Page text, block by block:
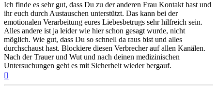
Ich finde es sehr gut, dass Du zu der anderen Frau Kontakt hast und
ihr euch durch Austauschen unterstützt. Das kann bei der
emotionalen Verarbeitung eures Liebesbetrugs sehr hilfreich sein.
Alles andere ist ja leider wie hier schon gesagt wurde, nicht
möglich. Wie gut, dass Du so schnell da raus bist und alles
durchschaust hast. Blockiere diesen Verbrecher auf allen Kanälen.
Nach der Trauer und Wut und nach deinen medizinischen
Untersuchungen geht es mit Sicherheit wieder bergauf.